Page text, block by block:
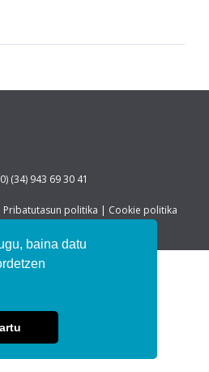
baina datu
(34) 943 69 30 41
Pribatutasun politika | Cookie politika